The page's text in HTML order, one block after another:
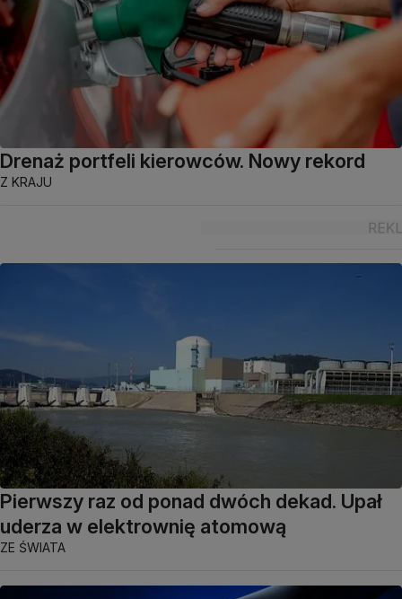
Drenaż portfeli kierowców. Nowy rekord
Z KRAJU
Pierwszy raz od ponad dwóch dekad. Upał
uderza w elektrownię atomową
ZE ŚWIATA